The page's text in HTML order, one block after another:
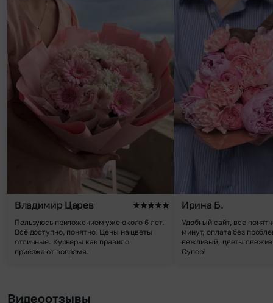
Владимир Царев
Пользуюсь приложением уже около 6 лет.
Всё доступно, понятно. Цены на цветы
отличные. Курьеры как правило
приезжают вовремя.
Ирина Б.
Удобный сайт, все
минут, оплата без
вежливый, цветы
Супер!
Видеоотзывы